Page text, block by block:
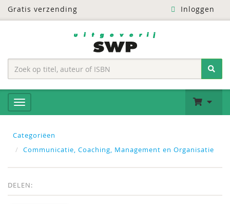
Gratis verzending Inloggen
Categoriëen
Communicatie, Coaching, Management en Organisatie
DELEN: